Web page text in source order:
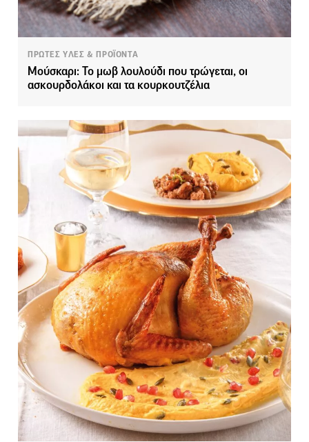
ΠΡΩΤΕΣ ΥΛΕΣ & ΠΡΟΪΟΝΤΑ
Μούσκαρι: Το μωβ λουλούδι που τρώγεται, οι
ασκουρδολάκοι και τα κουρκουτζέλια